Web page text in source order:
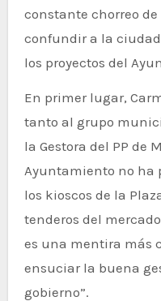
constante chorreo
confundir a la
los proyectos del
En primer lugar,
tanto al grupo
la Gestora del PP de
Ayuntamiento no ha
los kioscos de la
tenderos del
es una mentira más
ensuciar la buena
gobierno”.